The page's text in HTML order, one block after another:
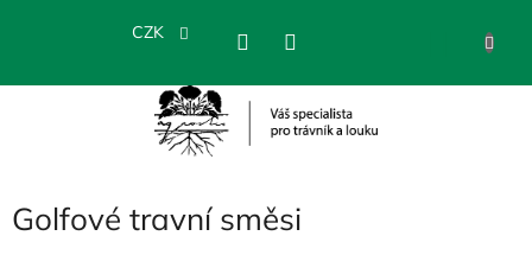
CZK
Golfové travní směsi